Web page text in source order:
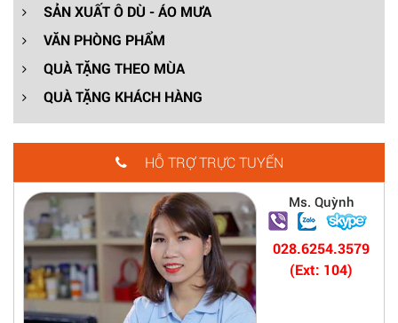
SẢN XUẤT Ô DÙ - ÁO MƯA
VĂN PHÒNG PHẨM
QUÀ TẶNG THEO MÙA
QUÀ TẶNG KHÁCH HÀNG
HỖ TRỢ TRỰC TUYẾN
Ms. Quỳnh
028.6254.3579
(Ext: 104)